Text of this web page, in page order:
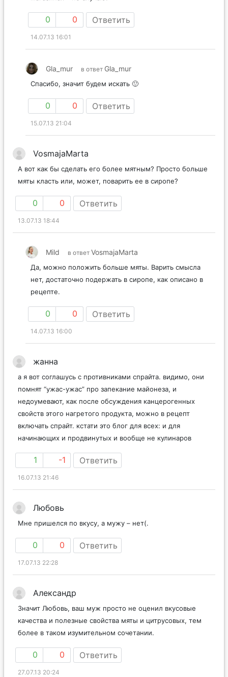
0 0 Ответить
14.07.13 16:01
Gla_mur в ответ Gla_mur
Спасибо, значит будем искать 🙂
0 0 Ответить
15.07.13 21:04
VosmajaMarta
А вот как бы сделать его более мятным? Просто больше
мяты класть или, может, поварить ее в сиропе?
0 0 Ответить
13.07.13 18:44
Mild в ответ VosmajaMarta
Да, можно положить больше мяты. Варить смысла
нет, достаточно подержать в сиропе, как описано в
рецепте.
0 0 Ответить
14.07.13 16:00
жанна
а я вот соглашусь с противниками спрайта. видимо, они
помнят “ужас-ужас” про запекание майонеза, и
недоумевают, как после обсуждения канцерогенных
свойств этого нагретого продукта, можно в рецепт
включать спрайт. кстати это блог для всех: и для
начинающих и продвинутых и вообще не кулинаров
1 -1 Ответить
16.07.13 21:46
Любовь
Мне пришелся по вкусу, а мужу – нет(.
0 0 Ответить
17.07.13 22:28
Александр
Значит Любовь, ваш муж просто не оценил вкусовые
качества и полезные свойства мяты и цитрусовых, тем
более в таком изумительном сочетании.
0 0 Ответить
27.07.13 20:24